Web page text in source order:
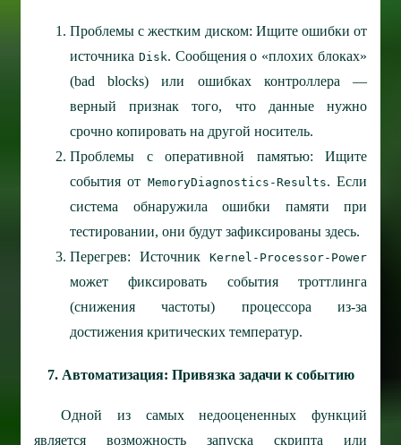
Проблемы с жестким диском: Ищите ошибки от
источника Disk. Сообщения о «плохих блоках»
(bad blocks) или ошибках контроллера —
верный признак того, что данные нужно
срочно копировать на другой носитель.
Проблемы с оперативной памятью: Ищите
события от MemoryDiagnostics-Results. Если
система обнаружила ошибки памяти при
тестировании, они будут зафиксированы здесь.
Перегрев: Источник Kernel-Processor-Power
может фиксировать события троттлинга
(снижения частоты) процессора из-за
достижения критических температур.
7. Автоматизация: Привязка задачи к событию
Одной из самых недооцененных функций
является возможность запуска скрипта или